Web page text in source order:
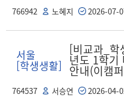
766942 노혜지 2026-07-
서울
[학생생활]
[비교과_
년도 1학기
안내(이캠
764537 서승연 2026-04-